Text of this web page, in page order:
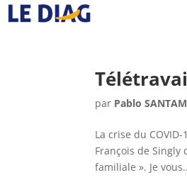
par Pablo
La crise du
François de
familiale ». Je